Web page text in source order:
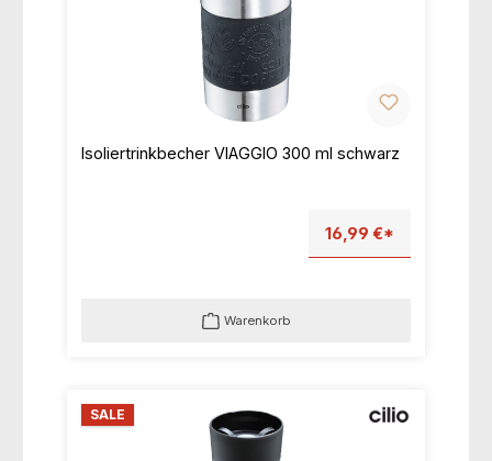
Isoliertrinkbecher VIAGGIO 300 ml schwarz
16,99 €*
Warenkorb
SALE